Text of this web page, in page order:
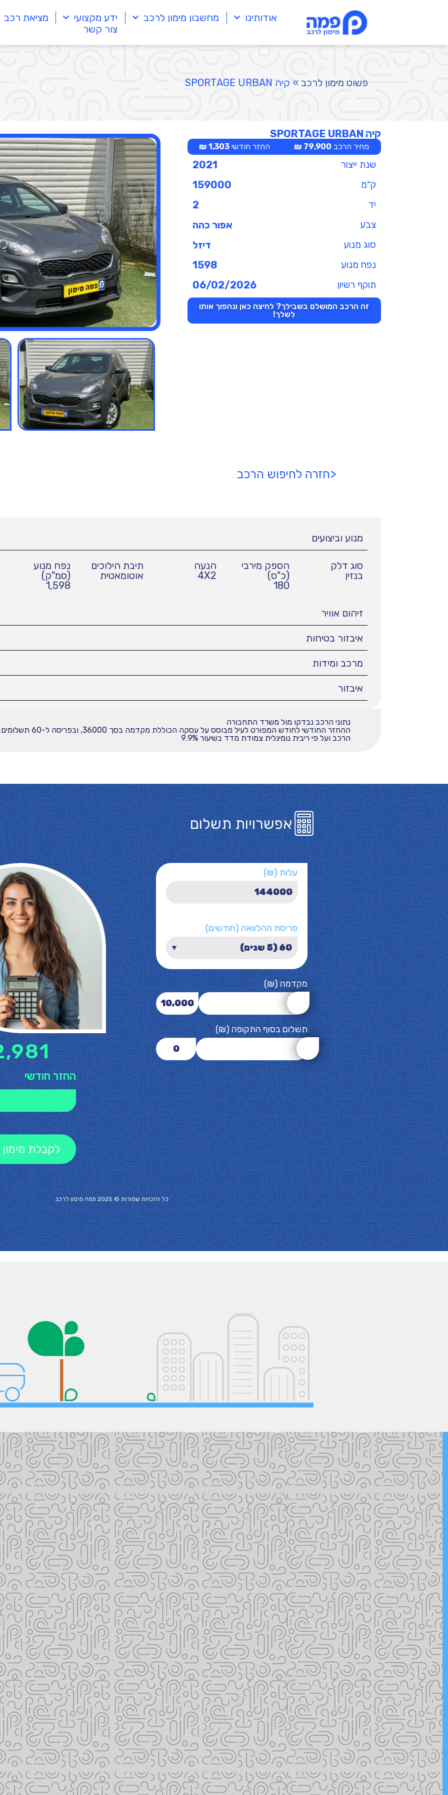
אודותינו מחשבון מימון לרכב ידע מקצועי
מציאת רכב
צור קשר
פשוט מימון לרכב » קיה SPORTAGE URBAN
קיה SPORTAGE URBAN
מחיר הרכב 79,900 ₪ החזר חודשי 1,303 ₪
שנת ייצור 2021
ק"מ 159000
יד 2
צבע אפור כהה
סוג מנוע דיזל
נפח מנוע 1598
תוקף רשיון 06/02/2026
זה הרכב המושלם בשבילך? לחיצה כאן ונהפוך אותו
לשלך!
<חזרה לחיפוש הרכב
מנוע וביצועים
סוג דלק
בנזין
הספק מירבי
(כ"ס)
180
הנעה
4X2
תיבת הילוכים
אוטומאטית
נפח מנוע
(סמ"ק)
1,598
זיהום אוויר
איבזור בטיחות
מרכב ומידות
איבזור
נתוני הרכב נבדקו מול משרד התחבורה
הרכב ועל פי ריבית נומינלית צמודת מדד בשיעור 9.9%
אפשרויות תשלום
עלות (₪)
פריסת ההלוואה (חודשים)
מקדמה (₪)
10,000
תשלום בסוף התקופה (₪)
0
החזר חודשי
לקבלת
כל הזכויות שמורות © 2025 פמה מימון לרכב